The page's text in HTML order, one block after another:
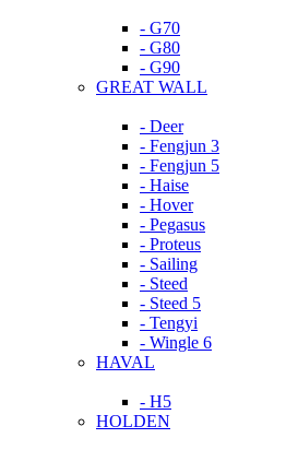
- G70
- G80
- G90
GREAT WALL
- Deer
- Fengjun 3
- Fengjun 5
- Haise
- Hover
- Pegasus
- Proteus
- Sailing
- Steed
- Steed 5
- Tengyi
- Wingle 6
HAVAL
- H5
HOLDEN